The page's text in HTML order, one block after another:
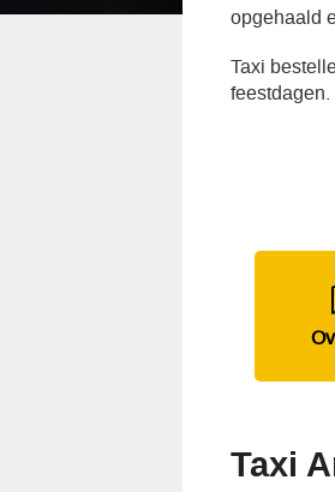
opgehaald
Taxi
feestdagen.
Taxi